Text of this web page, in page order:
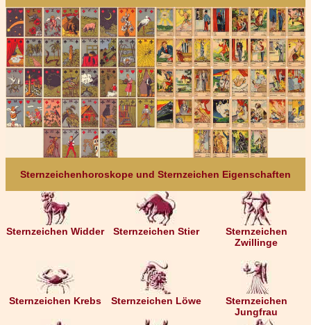
Sternzeichenhoroskope und Sternzeichen Eigenschaften
Sternzeichen Widder Sternzeichen Stier
Sternzeichen
Zwillinge
Sternzeichen Krebs Sternzeichen Löwe
Sternzeichen
Jungfrau